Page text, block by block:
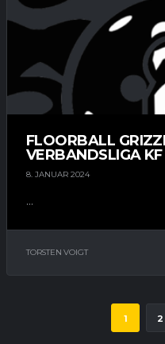
FLOORBALL
VERBANDSLIGA KF
8. JANUAR 2024
...
TORSTEN VOIGT
1 2